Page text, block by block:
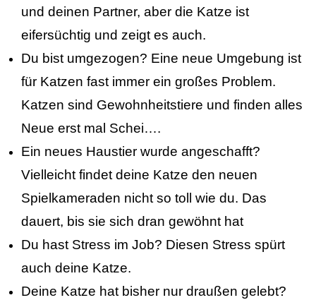
und deinen Partner, aber die Katze ist
eifersüchtig und zeigt es auch.
Du bist umgezogen? Eine neue Umgebung ist
für Katzen fast immer ein großes Problem.
Katzen sind Gewohnheitstiere und finden alles
Neue erst mal Schei….
Ein neues Haustier wurde angeschafft?
Vielleicht findet deine Katze den neuen
Spielkameraden nicht so toll wie du. Das
dauert, bis sie sich dran gewöhnt hat
Du hast Stress im Job? Diesen Stress spürt
auch deine Katze.
Deine Katze hat bisher nur draußen gelebt?